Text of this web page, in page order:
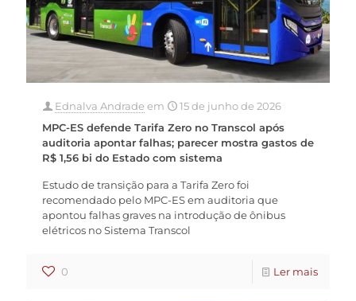
Ednalva Andrade em
15 de junho de 2026
MPC-ES defende Tarifa Zero no Transcol após
auditoria apontar falhas; parecer mostra gastos de
R$ 1,56 bi do Estado com sistema
Estudo de transição para a Tarifa Zero foi
recomendado pelo MPC-ES em auditoria que
apontou falhas graves na introdução de ônibus
elétricos no Sistema Transcol
0 Ler mais